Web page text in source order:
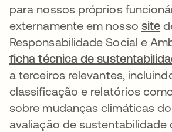
para nossos próprios
externamente em nosso site
Responsabilidade Social e
ficha técnica de
a terceiros relevantes,
classificação e relatórios
sobre mudanças climáticas do
avaliação de sustentabilidade